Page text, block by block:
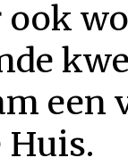
een